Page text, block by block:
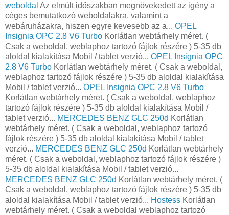
weboldal Az elmúlt időszakban megnövekedett az igény a
céges bemutatkozó weboldalakra, valamint a
webáruházakra, hiszen egyre kevesebb az a... OPEL
Insignia OPC 2.8 V6 Turbo Korlátlan webtárhely méret. (
Csak a weboldal, weblaphoz tartozó fájlok részére ) 5-35 db
aloldal kialakítása Mobil / tablet verzió... OPEL Insignia OPC
2.8 V6 Turbo Korlátlan webtárhely méret. ( Csak a weboldal,
weblaphoz tartozó fájlok részére ) 5-35 db aloldal kialakítása
Mobil / tablet verzió... OPEL Insignia OPC 2.8 V6 Turbo
Korlátlan webtárhely méret. ( Csak a weboldal, weblaphoz
tartozó fájlok részére ) 5-35 db aloldal kialakítása Mobil /
tablet verzió... MERCEDES BENZ GLC 250d Korlátlan
webtárhely méret. ( Csak a weboldal, weblaphoz tartozó
fájlok részére ) 5-35 db aloldal kialakítása Mobil / tablet
verzió... MERCEDES BENZ GLC 250d Korlátlan webtárhely
méret. ( Csak a weboldal, weblaphoz tartozó fájlok részére )
5-35 db aloldal kialakítása Mobil / tablet verzió...
MERCEDES BENZ GLC 250d Korlátlan webtárhely méret. (
Csak a weboldal, weblaphoz tartozó fájlok részére ) 5-35 db
aloldal kialakítása Mobil / tablet verzió... Hostess Korlátlan
webtárhely méret. ( Csak a weboldal weblaphoz tartozó